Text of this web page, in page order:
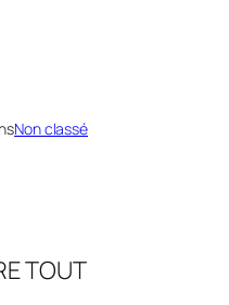
Non classé
TOUT